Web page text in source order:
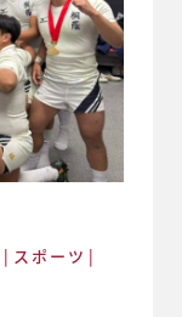
スポーツ